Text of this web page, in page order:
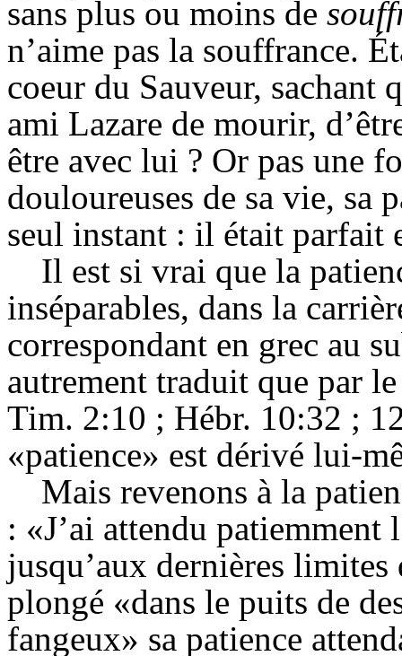
sans plus ou moins de
n’aime pas la souffrance.
coeur du Sauveur, sachant
ami Lazare de mourir,
être avec lui ? Or pas une
douloureuses de sa vie, sa
seul instant : il était parfait
Il est si vrai que la
inséparables, dans la
correspondant en grec au
autrement traduit que par
Tim. 2:10 ; Hébr. 10:32 ;
«patience» est dérivé lui-
Mais revenons à la
: «J’ai attendu
jusqu’aux dernières
plongé «dans le puits de
fangeux» sa patience